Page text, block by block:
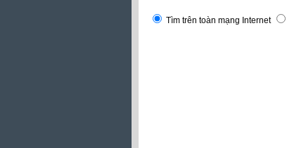
Tìm trên toàn mạng Internet